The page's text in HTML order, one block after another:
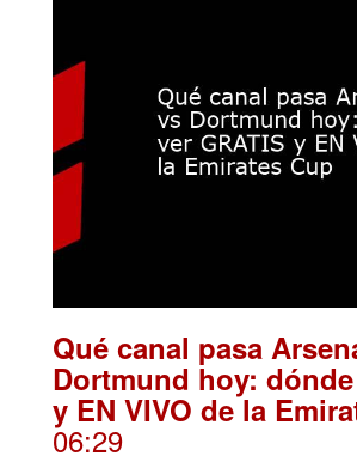
Qué canal pasa
Dortmund hoy:
y EN VIVO de la
06:29